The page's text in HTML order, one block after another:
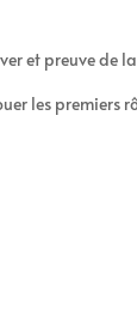
et preuve de
les premiers